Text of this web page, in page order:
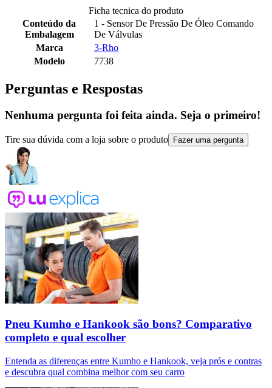
Ficha tecnica do produto
Conteúdo da
Embalagem
1 - Sensor De Pressão De Óleo Comando
De Válvulas
Marca
3-Rho
Modelo
7738
Perguntas e Respostas
Nenhuma pergunta foi feita ainda. Seja o primeiro!
Tire sua dúvida com a loja sobre o produto Fazer uma pergunta
Pneu Kumho e Hankook são bons? Comparativo
completo e qual escolher
Entenda as diferenças entre Kumho e Hankook, veja prós e contras
e descubra qual combina melhor com seu carro